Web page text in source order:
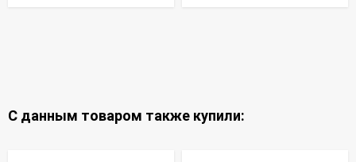
С данным товаром также купили: